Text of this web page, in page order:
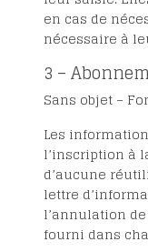
en cas de
nécessaire à
3 –
Sans objet –
Les
l’inscription à
d’aucune
lettre
l’annulation
fourni dans